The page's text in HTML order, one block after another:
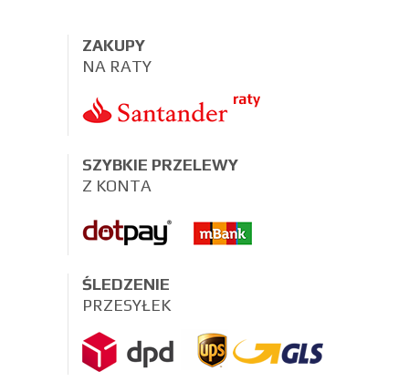
ZAKUPY
NA RATY
SZYBKIE PRZELEWY
Z KONTA
ŚLEDZENIE
PRZESYŁEK